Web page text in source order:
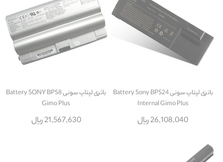
باتری لپتاپ سونی Battery Sony BPS24
Internal Gimo Plus
26,108,040 ریال
باتری لپتاپ سونی Battery SONY BPS8
Gimo Plus
21,567,630 ریال